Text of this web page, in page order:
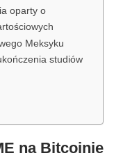
oparty o
Meksyku
studiów
na Bitcoinie